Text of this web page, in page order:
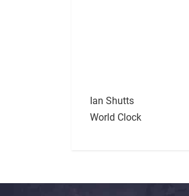
Ian Shutts
World Clock